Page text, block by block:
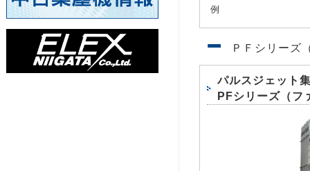
例
ＰＦシリーズ
パルスジェット
PFシリーズ（フ